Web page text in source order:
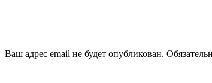
Ваш адрес email не будет опубликован.